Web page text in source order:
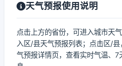
天气预报使用说明
点击上方的省份，可进入城市天
入区/县天气预报列表；点击区/
气预报详情页，查看实时气温、